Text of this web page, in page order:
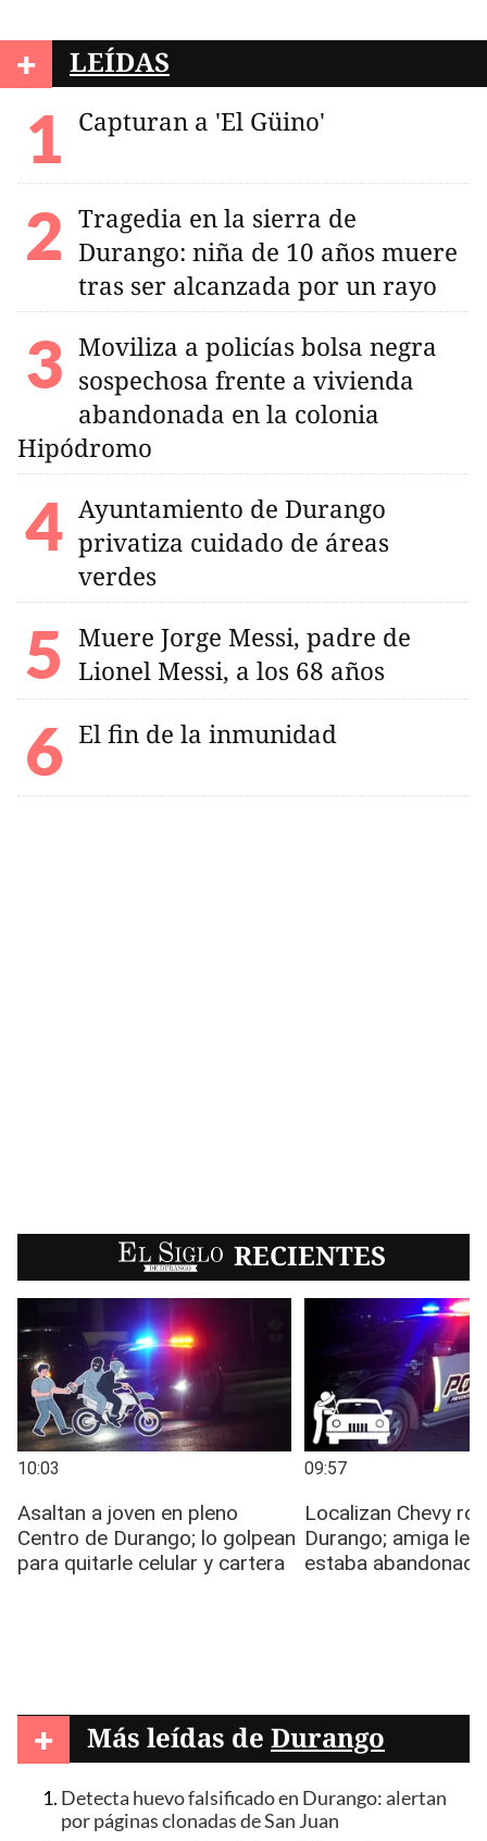
+ LEÍDAS
Capturan a 'El Güino'
Tragedia en la sierra de
Durango: niña de 10 años muere
tras ser alcanzada por un rayo
Moviliza a policías bolsa negra
sospechosa frente a vivienda
abandonada en la colonia
Hipódromo
Ayuntamiento de Durango
privatiza cuidado de áreas
verdes
Muere Jorge Messi, padre de
Lionel Messi, a los 68 años
El fin de la inmunidad
EL SIGLO RECIENTES
+ Más leídas de Durango
Detecta huevo falsificado en Durango: alertan
por páginas clonadas de San Juan